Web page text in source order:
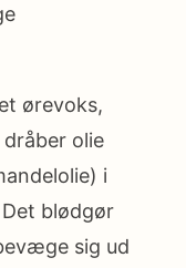
ørevoks,
olie
i
blødgør
sig ud